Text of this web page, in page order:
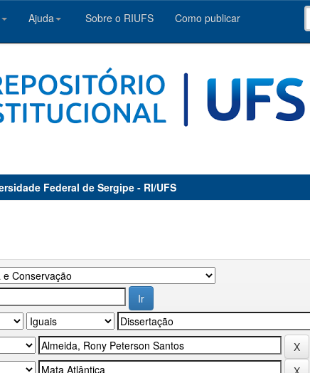
Ajuda Sobre o RIUFS Como publicar
Federal de Sergipe - RI/UFS